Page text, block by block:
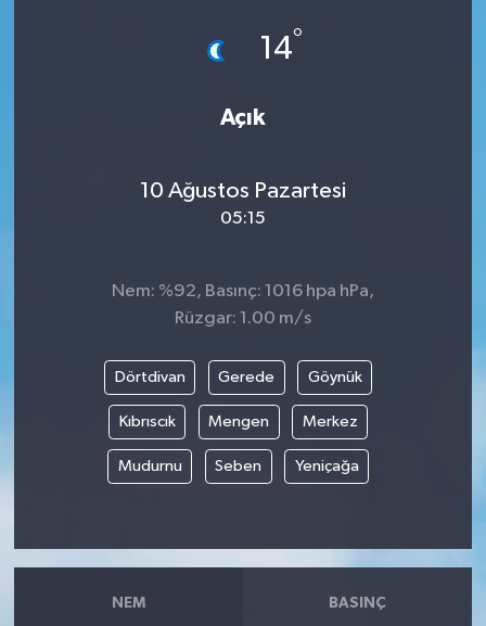
14°
Açık
10 Ağustos Pazartesi
05:15
Nem: %92, Basınç: 1016 hpa hPa,
Rüzgar: 1.00 m/s
Dörtdivan Gerede Göynük
Kıbrıscık Mengen Merkez
Mudurnu Seben Yeniçağa
NEM BASINÇ